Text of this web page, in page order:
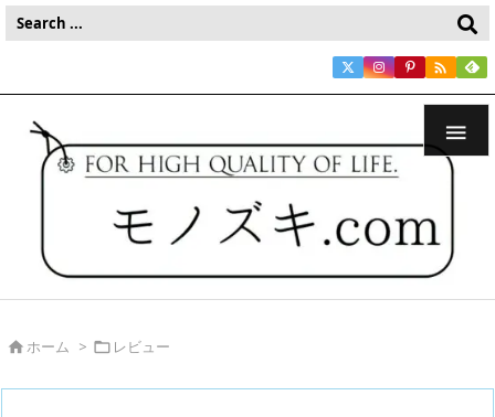


ホーム >  レビュー